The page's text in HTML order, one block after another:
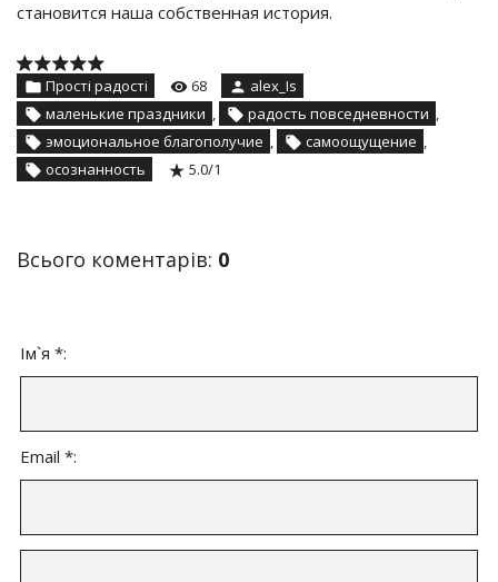
становится наша собственная история.
Прості радості 68
alex_Is
маленькие праздники , радость повседневности ,
эмоциональное благополучие , самоощущение ,
осознанность
5.0/1
Всього коментарів: 0
Ім`я *:
Email *: